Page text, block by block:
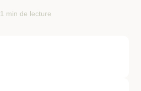
1 min de lecture